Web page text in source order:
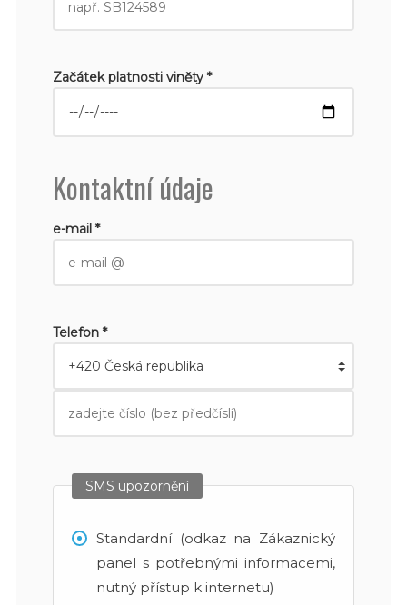
Začátek platnosti viněty *
Kontaktní údaje
e-mail *
Telefon *
SMS upozornění
Standardní (odkaz na Zákaznický
panel s potřebnými informacemi,
nutný přístup k internetu)